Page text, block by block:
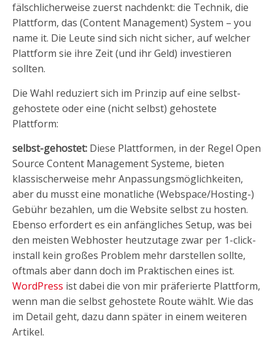
fälschlicherweise zuerst nachdenkt: die Technik, die
Plattform, das (Content Management) System – you
name it. Die Leute sind sich nicht sicher, auf welcher
Plattform sie ihre Zeit (und ihr Geld) investieren
sollten.
Die Wahl reduziert sich im Prinzip auf eine selbst-
gehostete oder eine (nicht selbst) gehostete
Plattform:
selbst-gehostet: Diese Plattformen, in der Regel Open
Source Content Management Systeme, bieten
klassischerweise mehr Anpassungsmöglichkeiten,
aber du musst eine monatliche (Webspace/Hosting-)
Gebühr bezahlen, um die Website selbst zu hosten.
Ebenso erfordert es ein anfängliches Setup, was bei
den meisten Webhoster heutzutage zwar per 1-click-
install kein großes Problem mehr darstellen sollte,
oftmals aber dann doch im Praktischen eines ist.
WordPress ist dabei die von mir präferierte Plattform,
wenn man die selbst gehostete Route wählt. Wie das
im Detail geht, dazu dann später in einem weiteren
Artikel.